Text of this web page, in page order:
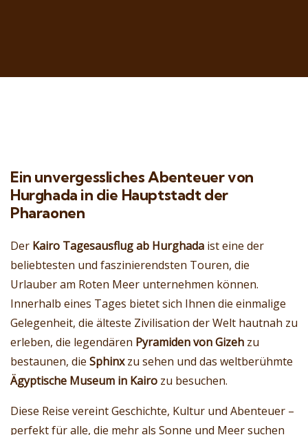
Ein unvergessliches Abenteuer von
Hurghada in die Hauptstadt der
Pharaonen
Der Kairo Tagesausflug ab Hurghada ist eine der
beliebtesten und faszinierendsten Touren, die
Urlauber am Roten Meer unternehmen können.
Innerhalb eines Tages bietet sich Ihnen die einmalige
Gelegenheit, die älteste Zivilisation der Welt hautnah zu
erleben, die legendären Pyramiden von Gizeh zu
bestaunen, die Sphinxzu sehen und das weltberühmte
Ägyptische Museum in Kairo zu besuchen.
Diese Reise vereint Geschichte, Kultur und Abenteuer –
perfekt für alle, die mehr als Sonne und Meer suchen